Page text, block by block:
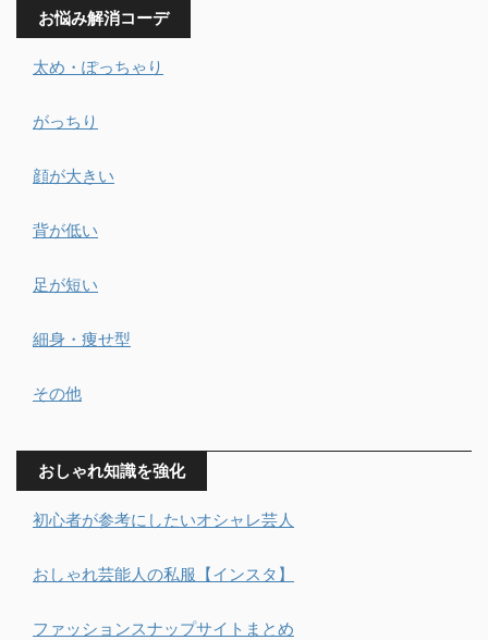
お悩み解消コーデ
太め・ぽっちゃり
がっちり
顔が大きい
背が低い
足が短い
細身・痩せ型
その他
おしゃれ知識を強化
初心者が参考にしたいオシャレ芸人
おしゃれ芸能人の私服【インスタ】
ファッションスナップサイトまとめ